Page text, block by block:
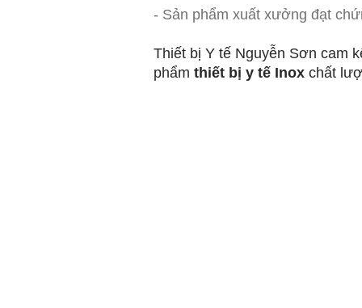
- Sản phẩm xuất xưởng đạt
Thiết bị Y tế Nguyễn Sơn cam
phẩm thiết bị y tế Inox chất